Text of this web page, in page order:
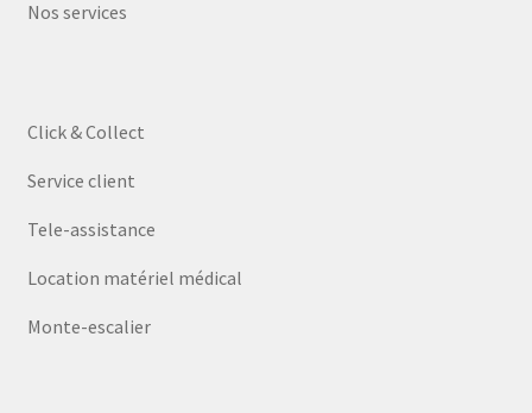
Nos services
Click & Collect
Service client
Tele-assistance
Location matériel médical
Monte-escalier